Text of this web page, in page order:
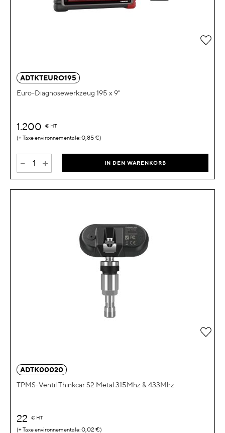
ADTKTEURO195
Euro-Diagnosewerkzeug 195 x 9"
1.200 € HT
0,85 €
- + IN DEN WARENKORB
Zur
ADTK00020
TPMS-Ventil Thinkcar S2 Metal 315Mhz & 433Mhz
22 € HT
0,02 €
Zur